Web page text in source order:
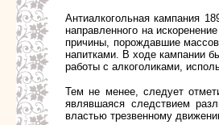
Антиалкогольная кампания
направленного на
причины, порождавшие
напитками. В ходе кампании
работы с алкоголиками,
Тем не менее, следует
являвшаяся следствием
властью трезвенному